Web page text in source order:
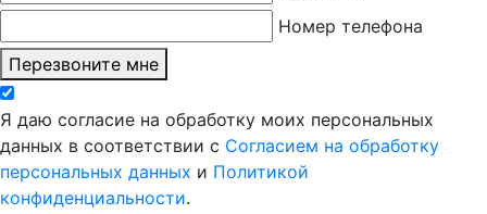
Номер телефона
Перезвоните мне
Я даю согласие на обработку моих персональных
данных в соответствии с Согласием на обработку
персональных данных и Политикой
конфиденциальности.